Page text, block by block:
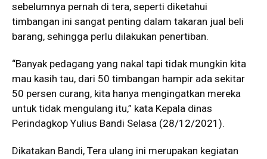
sebelumnya pernah di tera, seperti diketahui
timbangan ini sangat penting dalam takaran jual beli
barang, sehingga perlu dilakukan penertiban.
“Banyak pedagang yang nakal tapi tidak mungkin kita
mau kasih tau, dari 50 timbangan hampir ada sekitar
50 persen curang, kita hanya mengingatkan mereka
untuk tidak mengulang itu,” kata Kepala dinas
Perindagkop Yulius Bandi Selasa (28/12/2021).
Dikatakan Bandi, Tera ulang ini merupakan kegiatan